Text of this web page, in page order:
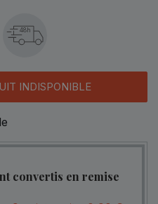
48h
INDISPONIBLE
convertis en remise